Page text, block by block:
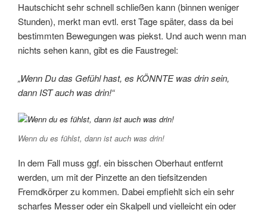
Hautschicht sehr schnell schließen kann (binnen weniger
Stunden), merkt man evtl. erst Tage später, dass da bei
bestimmten Bewegungen was piekst. Und auch wenn man
nichts sehen kann, gibt es die Faustregel:
„Wenn Du das Gefühl hast, es KÖNNTE was drin sein,
dann IST auch was drin!“
Wenn du es fühlst, dann ist auch was drin!
In dem Fall muss ggf. ein bisschen Oberhaut entfernt
werden, um mit der Pinzette an den tiefsitzenden
Fremdkörper zu kommen. Dabei empfiehlt sich ein sehr
scharfes Messer oder ein Skalpell und vielleicht ein oder